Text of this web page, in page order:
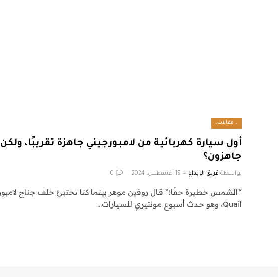
، مقالات،
أول سيارة كهربائية من لامبورجيني جاهزة تقريبًا،
جاهزون؟
بواسطة فريق الإبداع 19 أغسطس، 2024 0
Quail، وهو حدث أسبوع مونتيري للسيارات…